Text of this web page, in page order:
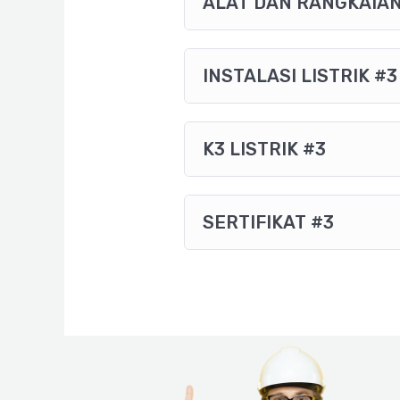
INSTALASI LISTRIK #3
K3 LISTRIK #3
SERTIFIKAT #3